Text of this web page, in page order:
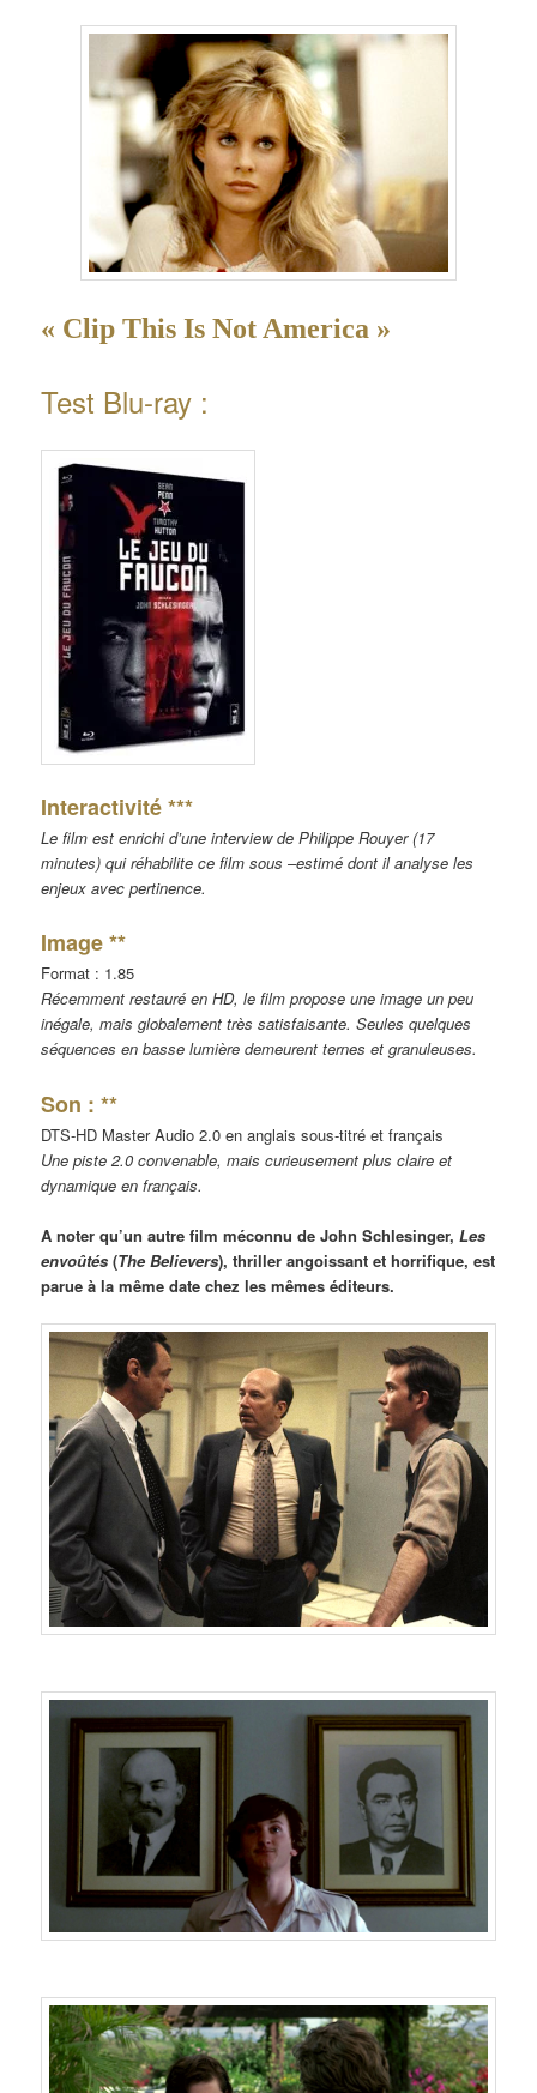
« Clip This Is Not America »
Test Blu-ray :
Interactivité ***
Le film est enrichi d’une interview de Philippe Rouyer (17
minutes) qui réhabilite ce film sous –estimé dont il analyse les
enjeux avec pertinence.
Image **
Format : 1.85
Récemment restauré en HD, le film propose une image un peu
inégale, mais globalement très satisfaisante. Seules quelques
séquences en basse lumière demeurent ternes et granuleuses.
Son : **
DTS-HD Master Audio 2.0 en anglais sous-titré et français
Une piste 2.0 convenable, mais curieusement plus claire et
dynamique en français.
A noter qu’un autre film méconnu de John Schlesinger,Les
envoûtés (The Believers), thriller angoissant et horrifique, est
parue à la même date chez les mêmes éditeurs.